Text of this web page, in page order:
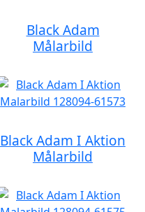
Black Adam
Målarbild
Black Adam I Aktion
Målarbild